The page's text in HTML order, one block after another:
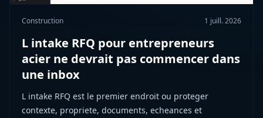
Construction 1 juill. 2026
L intake RFQ pour entrepreneurs
acier ne devrait pas commencer dans
une inbox
L intake RFQ est le premier endroit ou proteger
contexte, propriete, documents, echeances et